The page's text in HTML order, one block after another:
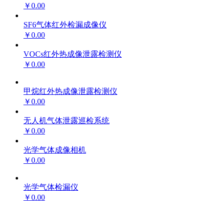
￥0.00
SF6气体红外检漏成像仪
￥0.00
VOCs红外热成像泄露检测仪
￥0.00
甲烷红外热成像泄露检测仪
￥0.00
无人机气体泄露巡检系统
￥0.00
光学气体成像相机
￥0.00
光学气体检漏仪
￥0.00